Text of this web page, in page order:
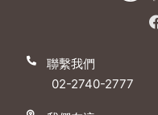
聯繫我們
02-2740-2777